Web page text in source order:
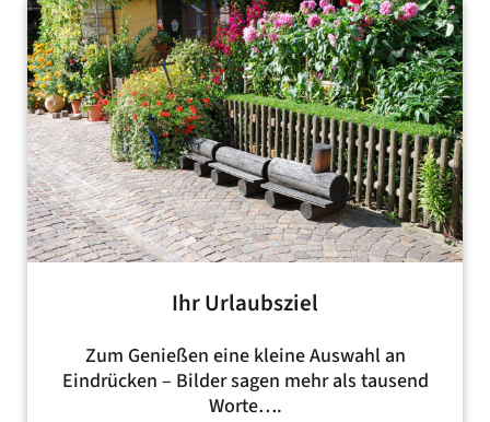
Ihr Urlaubsziel
Zum Genießen eine kleine Auswahl an
Eindrücken – Bilder sagen mehr als tausend
Worte….